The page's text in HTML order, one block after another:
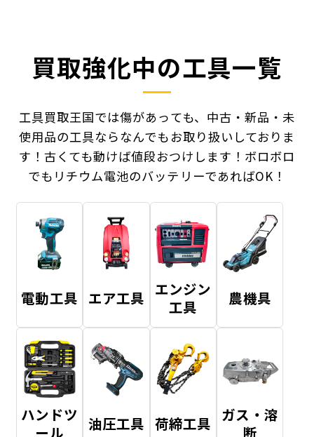
買取強化中の工具一覧
工具買取王国では傷があっても、中古・新品・未
使用品の工具ならなんでもお取り扱いしておりま
す！ 古くても動けば値段おつけします！ボロボロ
でもリチウム電池のバッテリーであればOK！
電動工具 エア工具 エンジン
工具
農機具
ハンドツ
ール
油圧工具 荷締工具 ガス・溶
断